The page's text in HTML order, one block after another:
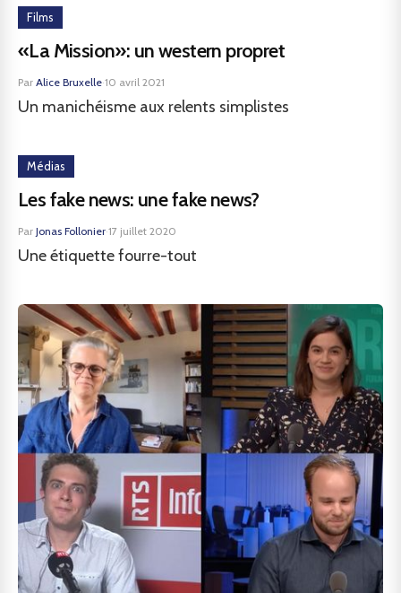
Films
«La Mission»: un western propret
Par Alice Bruxelle·10 avril 2021
Un manichéisme aux relents simplistes
Médias
Les fake news: une fake news?
Par Jonas Follonier·17 juillet 2020
Une étiquette fourre-tout